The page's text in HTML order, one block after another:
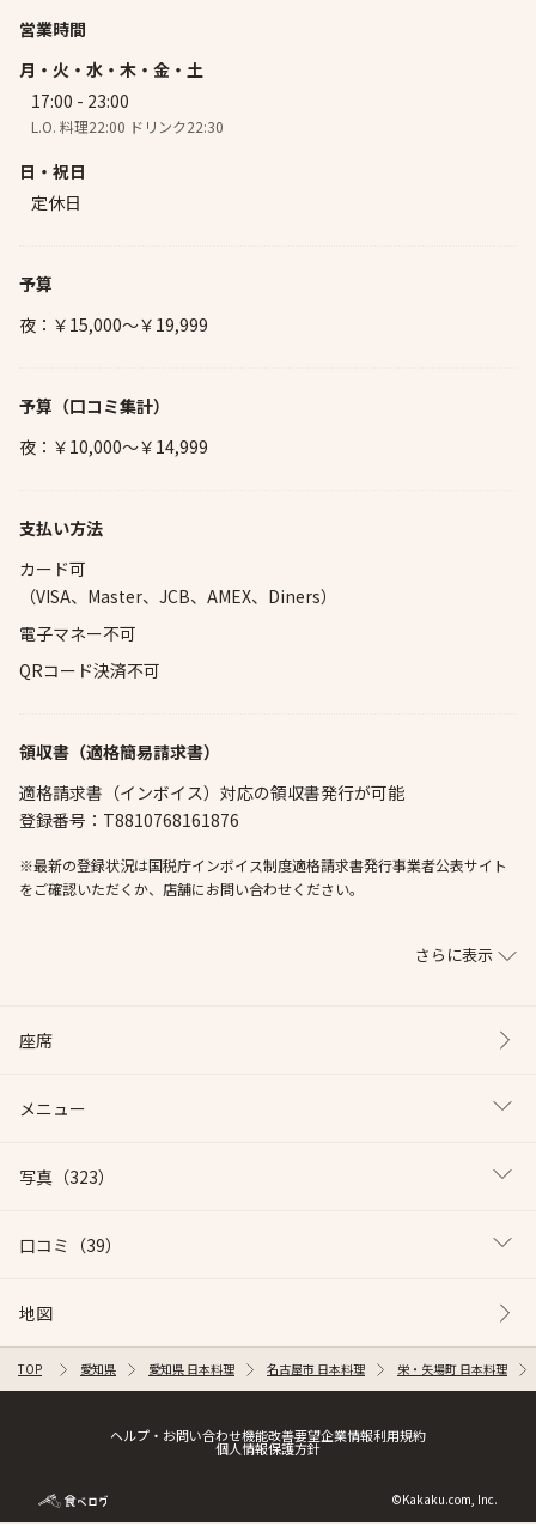
営業時間
月・火・水・木・金・土
17:00 - 23:00
L.O. 料理22:00 ドリンク22:30
日・祝日
定休日
予算
夜：￥15,000～￥19,999
予算 （口コミ集計）
夜：￥10,000～￥14,999
支払い方法
カード可
（VISA、Master、JCB、AMEX、Diners）
電子マネー不可
QRコード決済不可
領収書（適格簡易請求書）
適格請求書（インボイス）対応の領収書発行が可能
登録番号：T8810768161876
※最新の登録状況は国税庁インボイス制度適格請求書発行事業者公表サイト
をご確認いただくか、店舗にお問い合わせください。
さらに表示
座席
メニュー
写真 （323）
口コミ （39）
地図
TOP 愛知県 愛知県 日本料理 名古屋市 日本料理 栄・矢場町 日本料理
ヘルプ・お問い合わせ機能改善要望企業情報利用規約
個人情報保護方針
©Kakaku.com, Inc.